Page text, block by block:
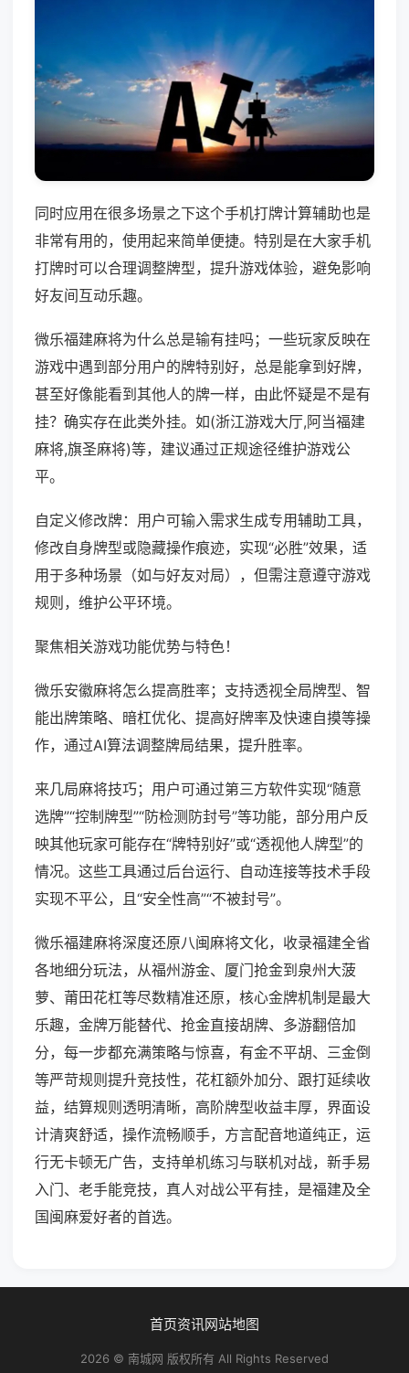
同时应用在很多场景之下这个手机打牌计算辅助也是
非常有用的，使用起来简单便捷。特别是在大家手机
打牌时可以合理调整牌型，提升游戏体验，避免影响
好友间互动乐趣。
微乐福建麻将为什么总是输有挂吗；一些玩家反映在
游戏中遇到部分用户的牌特别好，总是能拿到好牌，
甚至好像能看到其他人的牌一样，由此怀疑是不是有
挂？确实存在此类外挂。如(浙江游戏大厅,阿当福建
麻将,旗圣麻将)等，建议通过正规途径维护游戏公
平。
自定义修改牌：用户可输入需求生成专用辅助工具，
修改自身牌型或隐藏操作痕迹，实现“必胜”效果，适
用于多种场景（如与好友对局），但需注意遵守游戏
规则，维护公平环境。
聚焦相关游戏功能优势与特色！
微乐安徽麻将怎么提高胜率；支持透视全局牌型、智
能出牌策略、暗杠优化、提高好牌率及快速自摸等操
作，通过AI算法调整牌局结果，提升胜率。
来几局麻将技巧；用户可通过第三方软件实现“随意
选牌”“控制牌型”“防检测防封号”等功能，部分用户反
映其他玩家可能存在“牌特别好”或“透视他人牌型”的
情况。这些工具通过后台运行、自动连接等技术手段
实现不平公，且“安全性高”“不被封号”。
微乐福建麻将深度还原八闽麻将文化，收录福建全省
各地细分玩法，从福州游金、厦门抢金到泉州大菠
萝、莆田花杠等尽数精准还原，核心金牌机制是最大
乐趣，金牌万能替代、抢金直接胡牌、多游翻倍加
分，每一步都充满策略与惊喜，有金不平胡、三金倒
等严苛规则提升竞技性，花杠额外加分、跟打延续收
益，结算规则透明清晰，高阶牌型收益丰厚，界面设
计清爽舒适，操作流畅顺手，方言配音地道纯正，运
行无卡顿无广告，支持单机练习与联机对战，新手易
入门、老手能竞技，真人对战公平有挂，是福建及全
国闽麻爱好者的首选。
首页资讯网站地图
2026 © 南城网 版权所有 All Rights Reserved